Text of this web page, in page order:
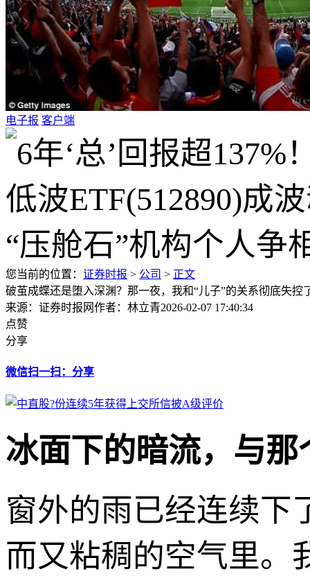
电子报 客户端
您当前的位置： 证券时报 > 公司 > 正文
破茧成蝶还是堕入深渊？那一夜，我和“儿子”的关系彻底失控
来源：证券时报网作者：林立青2026-02-07 17:40:34
点赞
分享
微信扫一扫：分享
冰面下的暗流，与
窗外的雨已经连续下
而又粘稠的空气里。